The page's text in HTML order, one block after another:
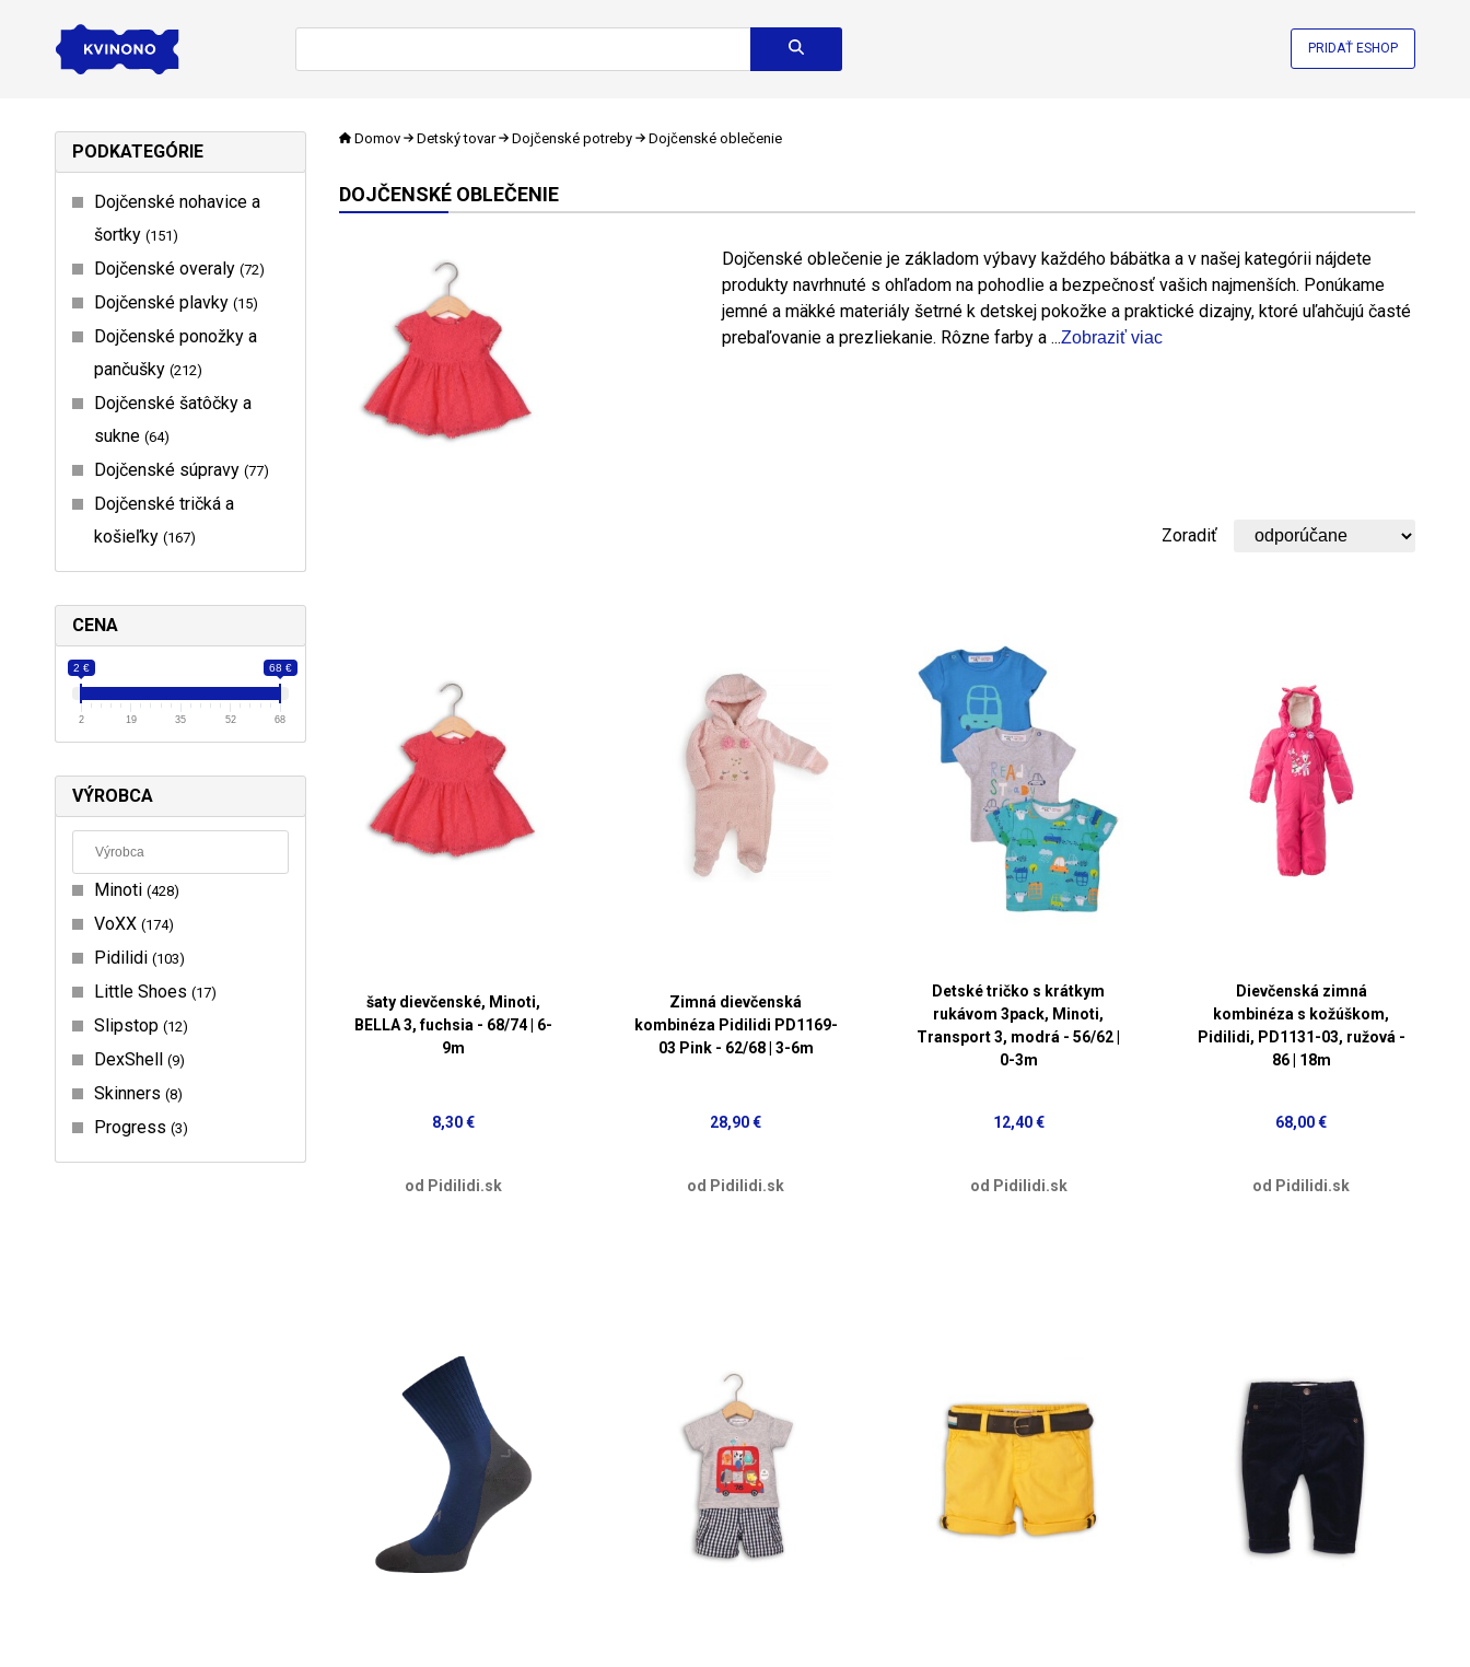
PRIDAŤ ESHOP
PODKATEGÓRIE
Dojčenské nohavice a
šortky 151
Dojčenské overaly 72
Dojčenské plavky 15
Dojčenské ponožky a
pančušky 212
Dojčenské šatôčky a
sukne 64
Dojčenské súpravy 77
Dojčenské tričká a
košieľky 167
CENA
2 € 68 €
2 19 35 52 68
VÝROBCA
Minoti 428
VoXX 174
Pidilidi 103
Little Shoes 17
Slipstop 12
DexShell 9
Skinners 8
Progress 3
Domov Detský tovar Dojčenské potreby Dojčenské oblečenie
DOJČENSKÉ OBLEČENIE
Dojčenské oblečenie je základom výbavy každého bábätka a v našej kategórii nájdete
produkty navrhnuté s ohľadom na pohodlie a bezpečnosť vašich najmenších. Ponúkame
jemné a mäkké materiály šetrné k detskej pokožke a praktické dizajny, ktoré uľahčujú časté
prebaľovanie a prezliekanie. Rôzne farby a ...Zobraziť viac
Zoradiť
šaty dievčenské, Minoti,
BELLA 3, fuchsia - 68/74 | 6-
9m
8,30 €
od Pidilidi.sk
Zimná dievčenská
kombinéza Pidilidi PD1169-
03 Pink - 62/68 | 3-6m
28,90 €
od Pidilidi.sk
Detské tričko s krátkym
rukávom 3pack, Minoti,
Transport 3, modrá - 56/62 |
0-3m
12,40 €
od Pidilidi.sk
Dievčenská zimná
kombinéza s kožúškom,
Pidilidi, PD1131-03, ružová -
86 | 18m
68,00 €
od Pidilidi.sk